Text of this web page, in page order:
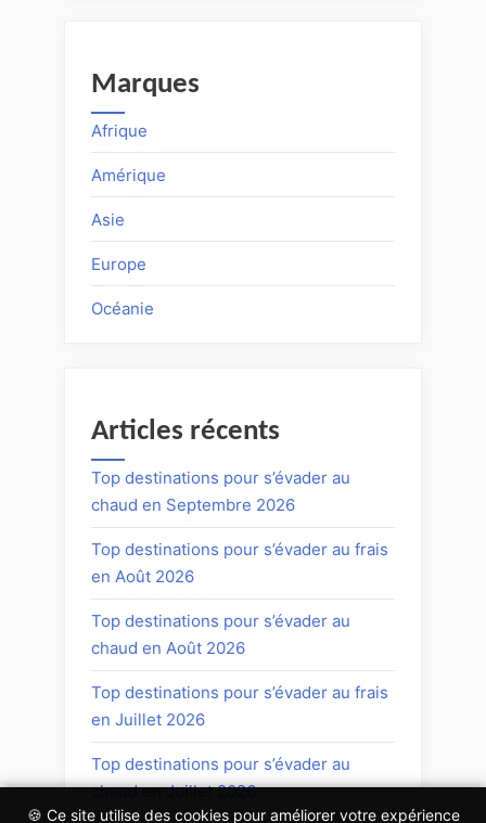
Marques
Afrique
Amérique
Asie
Europe
Océanie
Articles récents
Top destinations pour s’évader au
chaud en Septembre 2026
Top destinations pour s’évader au frais
en Août 2026
Top destinations pour s’évader au
chaud en Août 2026
Top destinations pour s’évader au frais
en Juillet 2026
Top destinations pour s’évader au
chaud en Juillet 2026
🍪 Ce site utilise des cookies pour améliorer votre expérience